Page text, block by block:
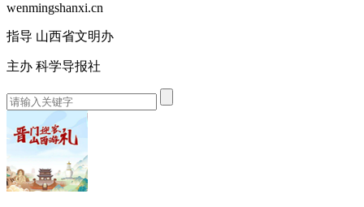
wenmingshanxi.cn
指导 山西省文明办
主办 科学导报社